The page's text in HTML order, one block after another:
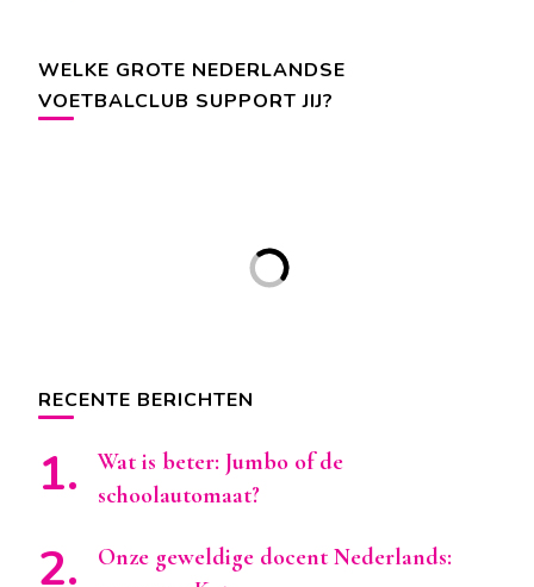
WELKE GROTE NEDERLANDSE
VOETBALCLUB SUPPORT JIJ?
RECENTE BERICHTEN
Wat is beter: Jumbo of de
schoolautomaat?
Onze geweldige docent Nederlands: